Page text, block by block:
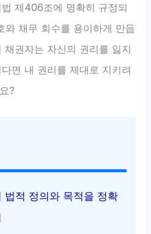
제406조에 명확히 규정되
와 채무 회수를 용이하게 만듭
권자는 자신의 권리를 잃지
면 내 권리를 제대로 지키려
?
법적 정의와 목적을 정확